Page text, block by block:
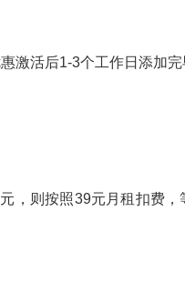
激活后1-3个工作日添加完
，则按照39元月租扣费，